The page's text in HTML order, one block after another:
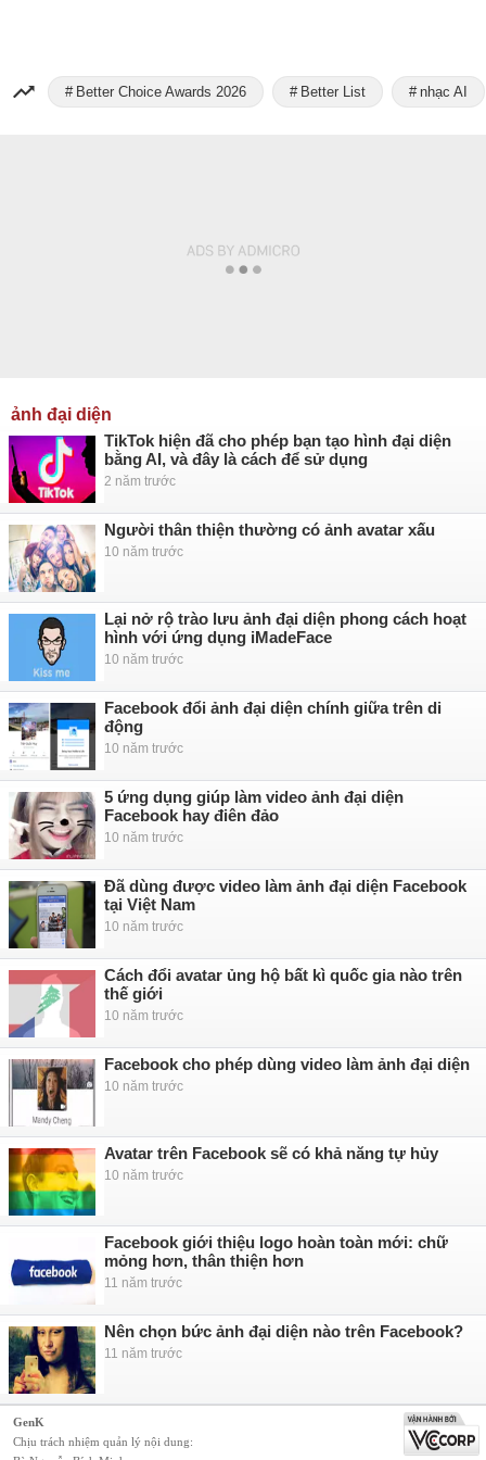
Better Choice Awards 2026 Better List nhạc AI
ảnh đại diện
TikTok hiện đã cho phép bạn tạo hình đại diện
bằng AI, và đây là cách để sử dụng
2 năm trước
Người thân thiện thường có ảnh avatar xấu
10 năm trước
Lại nở rộ trào lưu ảnh đại diện phong cách hoạt
hình với ứng dụng iMadeFace
10 năm trước
Facebook đổi ảnh đại diện chính giữa trên di
động
10 năm trước
5 ứng dụng giúp làm video ảnh đại diện
Facebook hay điên đảo
10 năm trước
Đã dùng được video làm ảnh đại diện Facebook
tại Việt Nam
10 năm trước
Cách đổi avatar ủng hộ bất kì quốc gia nào trên
thế giới
10 năm trước
Facebook cho phép dùng video làm ảnh đại diện
10 năm trước
Avatar trên Facebook sẽ có khả năng tự hủy
10 năm trước
Facebook giới thiệu logo hoàn toàn mới: chữ
mỏng hơn, thân thiện hơn
11 năm trước
Nên chọn bức ảnh đại diện nào trên Facebook?
11 năm trước
GenK
Chịu trách nhiệm quản lý nội dung: